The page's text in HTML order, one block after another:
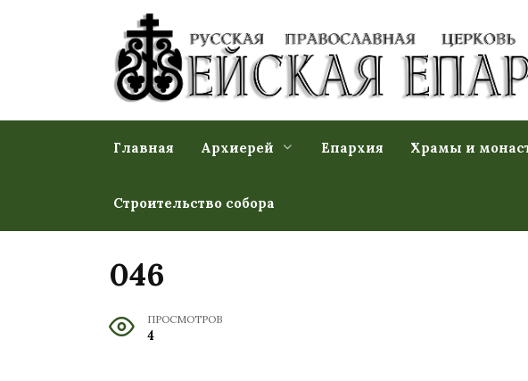
Главная Архиерей Епархия Храмы и
Строительство собора
046
ПРОСМОТРОВ
4